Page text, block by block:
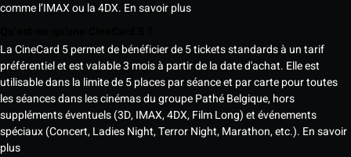
comme l’IMAX ou la 4DX. En savoir plus
La CineCard 5 permet de bénéficier de 5 tickets standards à un tarif
préférentiel et est valable 3 mois à partir de la date d'achat. Elle est
utilisable dans la limite de 5 places par séance et par carte pour toutes
les séances dans les cinémas du groupe Pathé Belgique, hors
suppléments éventuels (3D, IMAX, 4DX, Film Long) et événements
spéciaux (Concert, Ladies Night, Terror Night, Marathon, etc.). En savoir
plus